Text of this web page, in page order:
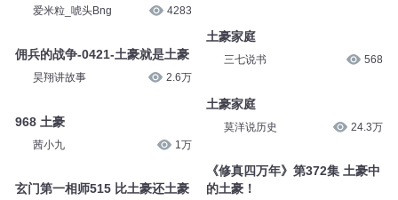
爱米粒_唬头Bng 4283
佣兵的战争-0421-土豪就是土豪
昊翔讲故事 2.6万
968 土豪
茜小九 1万
玄门第一相师515 比土豪还土豪
土豪家庭
三七说书 568
土豪家庭
莫洋说历史 24.3万
《修真四万年》第372集 土豪中
的土豪！